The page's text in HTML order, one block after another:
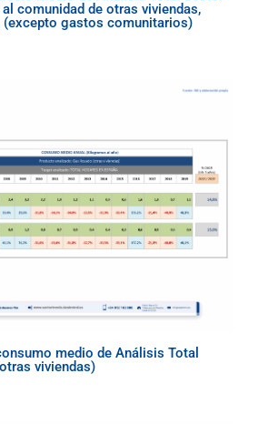
comunidad de otras viviendas,
(excepto gastos comunitarios)
medio de Análisis Total
viviendas)